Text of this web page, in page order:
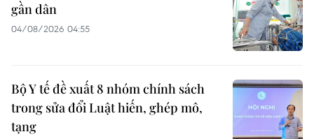
gần dân
04/08/2026 04:55
Bộ Y tế đề xuất 8 nhóm chính sách
trong sửa đổi Luật hiến, ghép mô,
tạng